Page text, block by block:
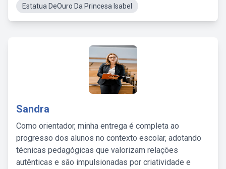
Estatua DeOuro Da Princesa Isabel
Sandra
Como orientador, minha entrega é completa ao
progresso dos alunos no contexto escolar, adotando
técnicas pedagógicas que valorizam relações
autênticas e são impulsionadas por criatividade e